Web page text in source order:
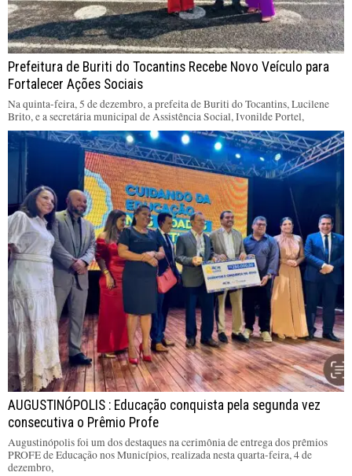
Prefeitura de Buriti do Tocantins Recebe Novo Veículo para
Fortalecer Ações Sociais
Na quinta-feira, 5 de dezembro, a prefeita de Buriti do Tocantins, Lucilene
Brito, e a secretária municipal de Assistência Social, Ivonilde Portel,
AUGUSTINÓPOLIS : Educação conquista pela segunda vez
consecutiva o Prêmio Profe
Augustinópolis foi um dos destaques na cerimônia de entrega dos prêmios
PROFE de Educação nos Municípios, realizada nesta quarta-feira, 4 de
dezembro,